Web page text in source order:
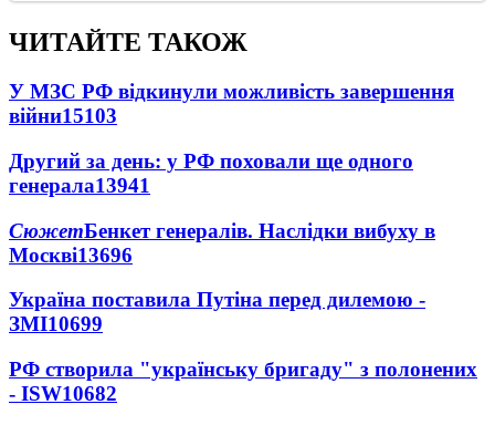
ЧИТАЙТЕ ТАКОЖ
У МЗС РФ відкинули можливість завершення
війни15103
Другий за день: у РФ поховали ще одного
генерала13941
СюжетБенкет генералів. Наслідки вибуху в
Москві13696
Україна поставила Путіна перед дилемою -
ЗМІ10699
РФ створила "українську бригаду" з полонених
- ISW10682